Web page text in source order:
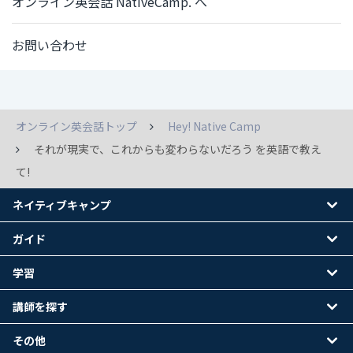
お問い合わせ
オンライン英会話トップ
Hey! Native Camp
それが現実で、これからも変わらないだろう を英語で教え
て!
ネイティブキャンプ
ガイド
学習
講師を探す
その他